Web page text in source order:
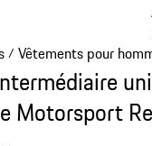
/ Vêtements pour
Motorsport